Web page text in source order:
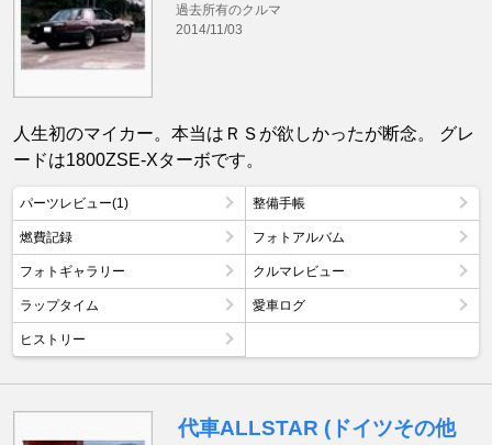
過去所有のクルマ
2014/11/03
人生初のマイカー。本当はＲＳが欲しかったが断念。 グレ
ードは1800ZSE-Xターボです。
パーツレビュー(1) 整備手帳
燃費記録 フォトアルバム
フォトギャラリー クルマレビュー
ラップタイム 愛車ログ
ヒストリー
代車ALLSTAR (ドイツその他